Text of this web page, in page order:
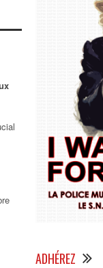
ADHÉREZ